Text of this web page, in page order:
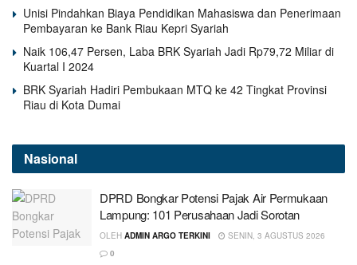
Unisi Pindahkan Biaya Pendidikan Mahasiswa dan Penerimaan
Pembayaran ke Bank Riau Kepri Syariah
Naik 106,47 Persen, Laba BRK Syariah Jadi Rp79,72 Miliar di
Kuartal I 2024
BRK Syariah Hadiri Pembukaan MTQ ke 42 Tingkat Provinsi
Riau di Kota Dumai
Nasional
DPRD Bongkar Potensi Pajak Air Permukaan
Lampung: 101 Perusahaan Jadi Sorotan
OLEH ADMIN ARGO TERKINI
SENIN, 3 AGUSTUS 2026
0